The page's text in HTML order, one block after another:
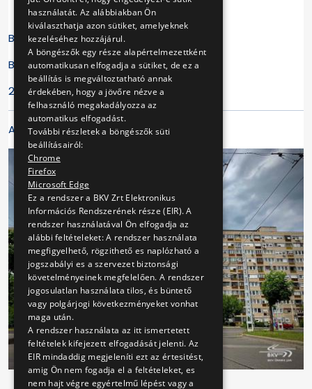
BKV Zrt.
Budapesti Közlekedési Központ
2026.02.06.
A cikk galériája
használatát. Az alábbiakban Ön
kiválaszthatja azon sütiket, amelyeknek
kezeléséhez hozzájárul.
A böngészők egy része alapértelmezettként
automatikusan elfogadja a sütiket, de ez a
beállítás is megváltoztatható annak
érdekében, hogy a jövőre nézve a
felhasználó megakadályozza az
automatikus elfogadást.
További részletek a böngészők süti
beállításairól:
Chrome
Firefox
Microsoft Edge
Ez a rendszer a BKV Zrt Elektronikus
Információs Rendszerének része (EIR). A
rendszer használatával Ön elfogadja az
alábbi feltételeket: A rendszer használata
megfigyelhető, rögzithető es naplózható a
jogszabályi es a szervezet biztonsági
követelményeinek megfelelően. A rendszer
jogosulatlan használata tilos, és büntető
vagy polgárjogi következményeket vonhat
maga után.
A rendszer használata az itt ismertetett
feltételek kifejezett elfogadását jelenti. Az
EIR mindaddig megjeleníti ezt az értesitést,
amig Ön nem fogadja el a feltételeket, es
nem hajt végre egyértelmű lépést vagy a